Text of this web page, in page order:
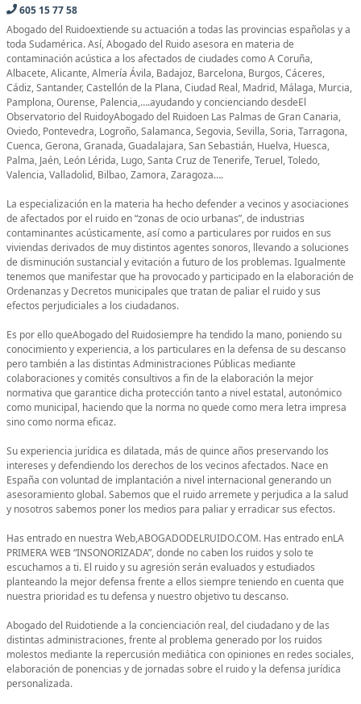
605 15 77 58
Abogado del Ruidoextiende su actuación a todas las provincias españolas y a
toda Sudamérica. Así, Abogado del Ruido asesora en materia de
contaminación acústica a los afectados de ciudades como A Coruña,
Albacete, Alicante, Almería Ávila, Badajoz, Barcelona, Burgos, Cáceres,
Cádiz, Santander, Castellón de la Plana, Ciudad Real, Madrid, Málaga, Murcia,
Pamplona, Ourense, Palencia,….ayudando y concienciando desdeEl
Observatorio del RuidoyAbogado del Ruidoen Las Palmas de Gran Canaria,
Oviedo, Pontevedra, Logroño, Salamanca, Segovia, Sevilla, Soria, Tarragona,
Cuenca, Gerona, Granada, Guadalajara, San Sebastián, Huelva, Huesca,
Palma, Jaén, León Lérida, Lugo, Santa Cruz de Tenerife, Teruel, Toledo,
Valencia, Valladolid, Bilbao, Zamora, Zaragoza….
La especialización en la materia ha hecho defender a vecinos y asociaciones
de afectados por el ruido en “zonas de ocio urbanas”, de industrias
contaminantes acústicamente, así como a particulares por ruidos en sus
viviendas derivados de muy distintos agentes sonoros, llevando a soluciones
de disminución sustancial y evitación a futuro de los problemas. Igualmente
tenemos que manifestar que ha provocado y participado en la elaboración de
Ordenanzas y Decretos municipales que tratan de paliar el ruido y sus
efectos perjudiciales a los ciudadanos.
Es por ello queAbogado del Ruidosiempre ha tendido la mano, poniendo su
conocimiento y experiencia, a los particulares en la defensa de su descanso
pero también a las distintas Administraciones Públicas mediante
colaboraciones y comités consultivos a fin de la elaboración la mejor
normativa que garantice dicha protección tanto a nivel estatal, autonómico
como municipal, haciendo que la norma no quede como mera letra impresa
sino como norma eficaz.
Su experiencia jurídica es dilatada, más de quince años preservando los
intereses y defendiendo los derechos de los vecinos afectados. Nace en
España con voluntad de implantación a nivel internacional generando un
asesoramiento global. Sabemos que el ruido arremete y perjudica a la salud
y nosotros sabemos poner los medios para paliar y erradicar sus efectos.
Has entrado en nuestra Web,ABOGADODELRUIDO.COM. Has entrado enLA
PRIMERA WEB “INSONORIZADA”, donde no caben los ruidos y solo te
escuchamos a ti. El ruido y su agresión serán evaluados y estudiados
planteando la mejor defensa frente a ellos siempre teniendo en cuenta que
nuestra prioridad es tu defensa y nuestro objetivo tu descanso.
Abogado del Ruidotiende a la concienciación real, del ciudadano y de las
distintas administraciones, frente al problema generado por los ruidos
molestos mediante la repercusión mediática con opiniones en redes sociales,
elaboración de ponencias y de jornadas sobre el ruido y la defensa jurídica
personalizada.